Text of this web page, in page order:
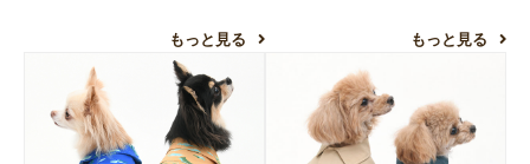
もっと見る もっと見る